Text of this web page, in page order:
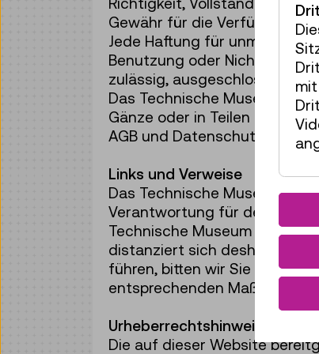
Gewähr für die Verfügbarkeit
Jede Haftung für
Benutzung oder
zulässig, ausgeschlossen.
Das Technische Museum
Gänze oder in Teilen
AGB und
Links und Verweise
Das Technische Museum
Verantwortung für derlei
Technische Museum Wien
distanziert sich deshalb
führen, bitten wir Sie um
entsprechenden Maßnahmen
Urheberrechtshinweise
Die auf dieser Website